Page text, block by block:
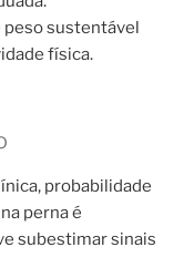
peso sustentável
física.
probabilidade
perna é
subestimar sinais